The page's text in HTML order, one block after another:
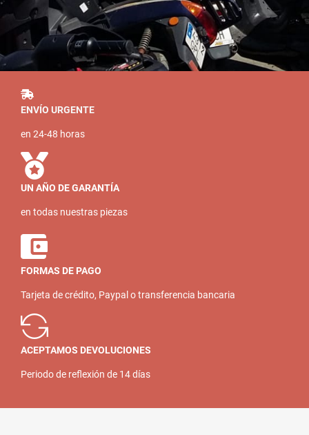
ENVÍO URGENTE
en 24-48 horas
UN AÑO DE GARANTÍA
en todas nuestras piezas
FORMAS DE PAGO
Tarjeta de crédito, Paypal o transferencia bancaria
ACEPTAMOS DEVOLUCIONES
Periodo de reflexión de 14 días